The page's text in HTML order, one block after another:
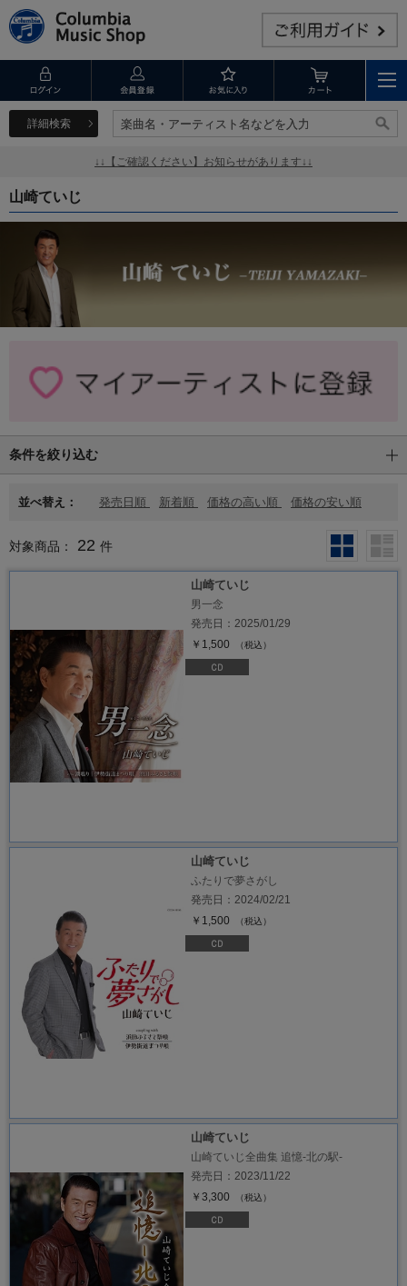
詳細検索 楽曲名・アーティスト名などを入力
楽曲名・アーティスト名などを入力
↓↓【ご確認ください】お知らせがあります↓↓
山崎ていじ
条件を絞り込む
並べ替え： 発売日順 新着順 価格の高い順 価格の安い順
対象商品： 22 件
山崎ていじ
男一念
発売日：2025/01/29
￥1,500
（税込）
山崎ていじ
ふたりで夢さがし
発売日：2024/02/21
￥1,500
（税込）
山崎ていじ
山崎ていじ全曲集 追憶-北の駅-
発売日：2023/11/22
￥3,300
（税込）